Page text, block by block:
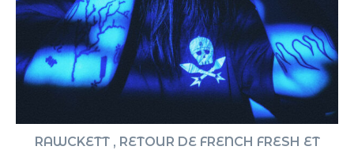
RAWCKETT , RETOUR DE FRENCH FRESH ET